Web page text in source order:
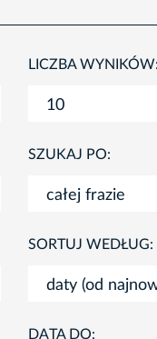
LICZBA WYNIKÓW:
SZUKAJ PO:
SORTUJ WEDŁUG:
DATA DO: